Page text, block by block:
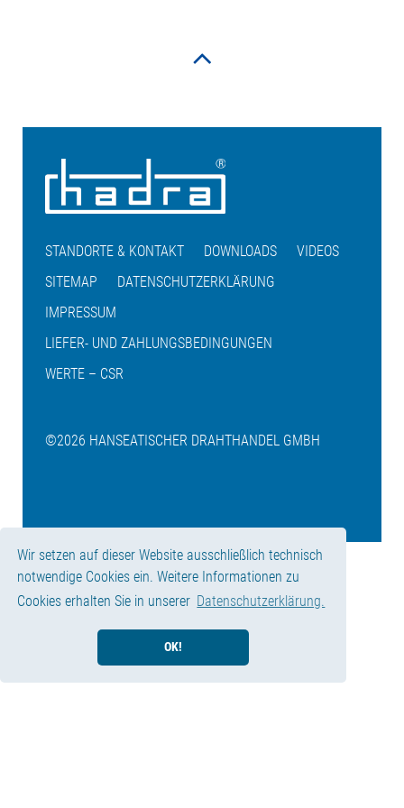
Wir setzen auf dieser Website ausschließlich technisch
notwendige Cookies ein. Weitere Informationen zu
Cookies erhalten Sie in unserer Datenschutzerklärung.
OK!
STANDORTE & KONTAKT DOWNLOADS
VIDEOS
SITEMAP
DATENSCHUTZERKLÄRUNG
IMPRESSUM
LIEFER- UND ZAHLUNGSBEDINGUNGEN
WERTE – CSR
©2026 HANSEATISCHER DRAHTHANDEL GMBH